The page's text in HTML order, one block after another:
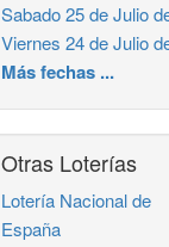
Sabado 25 de Julio
Viernes 24 de Julio
Más fechas ...
Otras Loterías
Lotería Nacional de
España